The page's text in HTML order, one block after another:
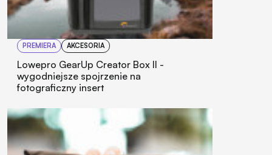
PREMIERA AKCESORIA
Lowepro GearUp Creator Box II -
wygodniejsze spojrzenie na
fotograficzny insert